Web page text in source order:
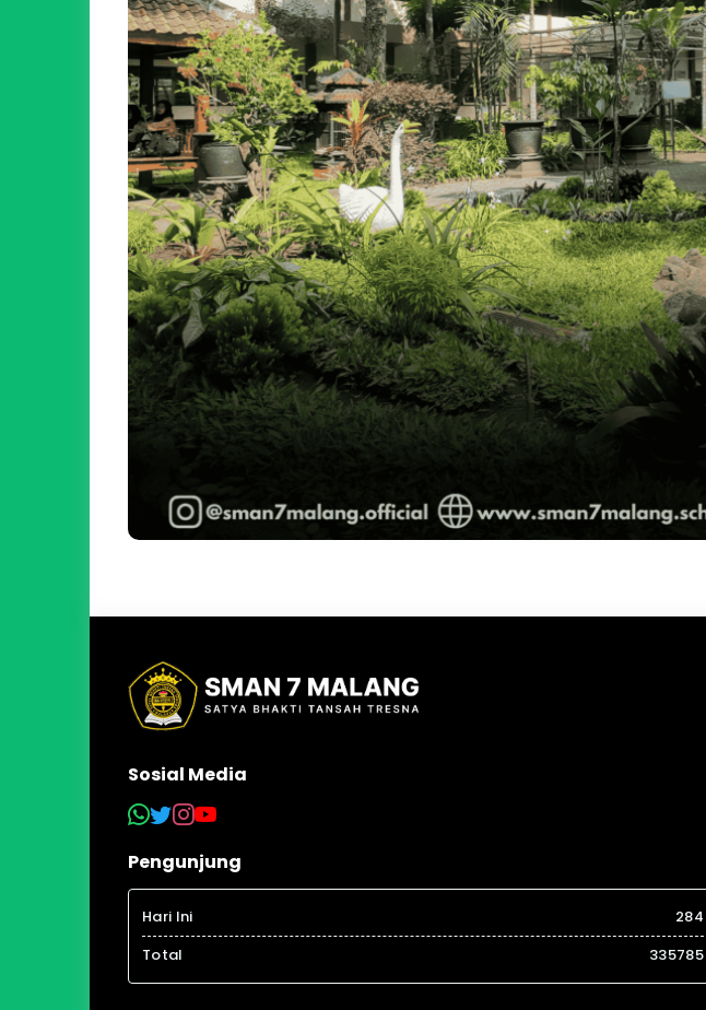
Sosial Media
Pengunjung
Hari Ini
284
Total
335785